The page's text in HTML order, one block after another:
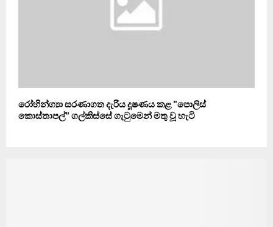
රෝහින්ග්‍යා සරණාගත දැරිය දූෂණය කළ "පොලිස්
කොස්තාපල්" ගල්කිස්සේ ගැටුමෙන් මතු වූ හැටි